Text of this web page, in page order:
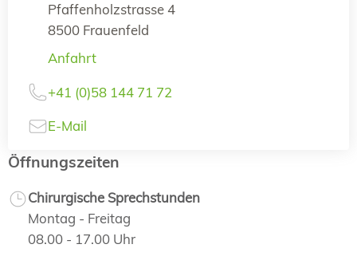
Pfaffenholzstrasse 4
8500 Frauenfeld
Anfahrt
+41 (0)58 144 71 72
E-Mail
Öffnungszeiten
Chirurgische Sprechstunden
Montag - Freitag
08.00 - 17.00 Uhr